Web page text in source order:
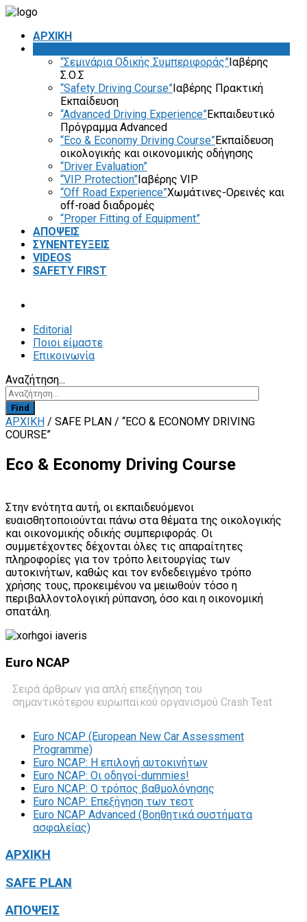
ΑΡΧΙΚΗ
“Σεμινάρια Οδικής Συμπεριφοράς”Ιαβέρης
Σ.Ο.Σ
“Safety Driving Course”Ιαβέρης Πρακτική
Εκπαίδευση
“Advanced Driving Experience”Εκπαιδευτικό
Πρόγραμμα Advanced
“Eco & Economy Driving Course”Εκπαίδευση
οικολογικής και οικονομικής οδήγησης
“Driver Evaluation”
“VIP Protection”Ιαβέρης VIP
“Off Road Experience”Χωμάτινες-Ορεινές και
off-road διαδρομές
“Proper Fitting of Equipment”
ΑΠΟΨΕΙΣ
ΣΥΝΕΝΤΕΥΞΕΙΣ
VIDEOS
SAFETY FIRST
Editorial
Ποιοι είμαστε
Επικοινωνία
Αναζήτηση...
Find
ΑΡΧΙΚΗ / SAFE PLAN / “ECO & ECONOMY DRIVING
COURSE”
Eco & Economy Driving Course
Στην ενότητα αυτή, οι εκπαιδευόμενοι
ευαισθητοποιούνται πάνω στα θέματα της οικολογικής
και οικονομικής οδικής συμπεριφοράς. Οι
συμμετέχοντες δέχονται όλες τις απαραίτητες
πληροφορίες για τον τρόπο λειτουργίας των
αυτοκινήτων, καθώς και τον ενδεδειγμένο τρόπο
χρήσης τους, προκειμένου να μειωθούν τόσο η
περιβαλλοντολογική ρύπανση, όσο και η οικονομική
σπατάλη.
Euro NCAP
Σειρά άρθρων για απλή επεξήγηση του
σημαντικότερου ευρωπαϊκού οργανισμού Crash Test
Euro NCAP (European New Car Assessment
Programme)
Euro NCAP: Η επιλογή αυτοκινήτων
Euro NCAP: Οι οδηγοί-dummies!
Euro NCAP: O τρόπος βαθμολόγησης
Euro NCAP: Επεξήγηση των τεστ
Euro NCAP Advanced (Βοηθητικά συστήματα
ασφαλείας)
ΑΡΧΙΚΗ
SAFE PLAN
ΑΠΟΨΕΙΣ